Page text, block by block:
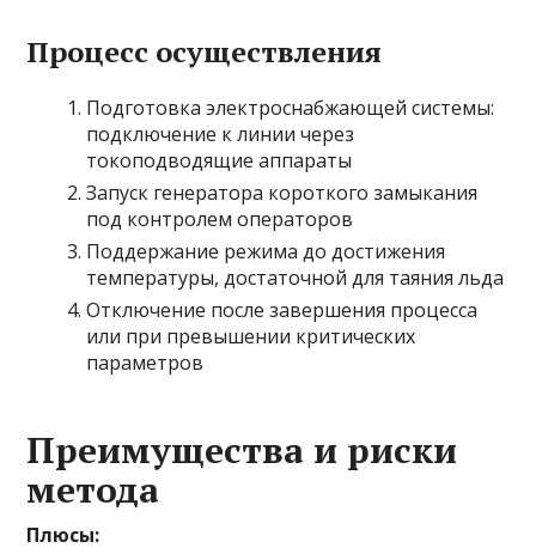
Процесс осуществления
Подготовка электроснабжающей системы:
подключение к линии через
токоподводящие аппараты
Запуск генератора короткого замыкания
под контролем операторов
Поддержание режима до достижения
температуры, достаточной для таяния льда
Отключение после завершения процесса
или при превышении критических
параметров
Преимущества и риски
метода
Плюсы: